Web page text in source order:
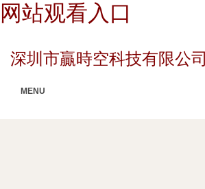
网站观看入口
深圳市贏時空科技有限公司
MENU